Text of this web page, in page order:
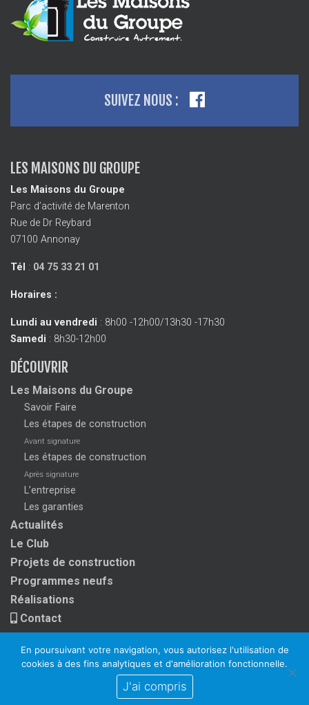
SUIVEZ NOUS :
LES MAISONS DU GROUPE
Les Maisons du Groupe
Parc d’activité de Marenton
Rue de Dr Reybard
07100 Annonay
Tél : 04 75 33 21 01
Horaires :
Lundi au vendredi : 8h00 -12h00/13h30 -17h30
Samedi : 8h30-12h00
DÉCOUVRIR
Les Maisons du Groupe
Savoir Faire
Les étapes de construction
Avant signature
Les étapes de construction
Après signature
L’entreprise
Les garanties
Actualités
Le Club
Projets de construction
Programmes neufs
Réalisations
Contact
Mentions légales
En poursuivant votre navigation, vous autorisez l'utilisation de
cookies à des fins analytiques et d'amélioration fonctionnelle.
J'ai compris